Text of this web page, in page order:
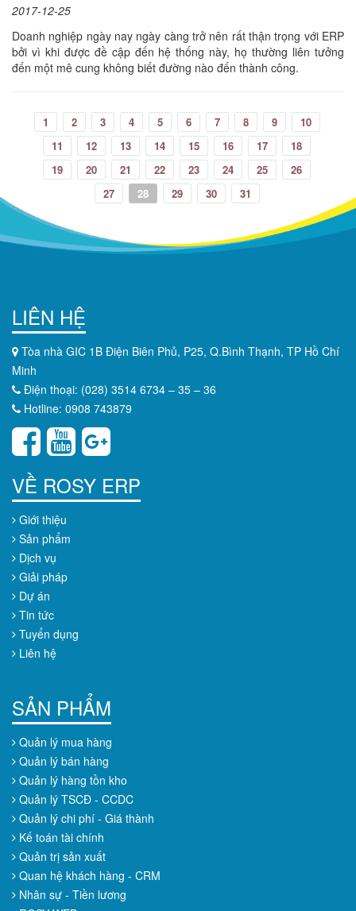
2017-12-25
Doanh nghiệp ngày nay ngày càng trở nên rất thận trọng với ERP
bởi vì khi được đề cập đến hệ thống này, họ thường liên tưởng
đến một mê cung không biết đường nào đến thành công.
1 2 3 4 5 6 7 8 9
10
11
12 13 14 15 16 17
18
19
20 21 22 23 24 25
26
27
28 29 30 31
LIÊN HỆ
Tòa nhà GIC 1B Điện Biên Phủ, P25, Q.Bình Thạnh, TP Hồ Chí
Minh
Điện thoại: (028) 3514 6734 – 35 – 36
Hotline: 0908 743879
VỀ ROSY ERP
Giới thiệu
Sản phẩm
Dịch vụ
Giải pháp
Dự án
Tin tức
Tuyển dụng
Liên hệ
SẢN PHẨM
Quản lý mua hàng
Quản lý bán hàng
Quản lý hàng tồn kho
Quản lý TSCĐ - CCDC
Quản lý chi phí - Giá thành
Kế toán tài chính
Quản trị sản xuất
Quan hệ khách hàng - CRM
Nhân sự - Tiền lương